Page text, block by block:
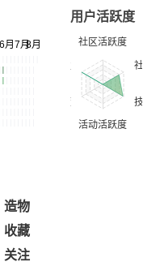
用户活跃度
造物
收藏
关注